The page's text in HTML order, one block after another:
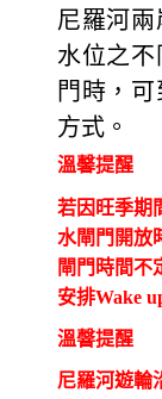
尼羅河
水位之
門時，
方式。
溫馨提醒
若因旺季期
水閘門開放
閘門時間不
安排Wake
溫韾提醒
尼羅河遊輪